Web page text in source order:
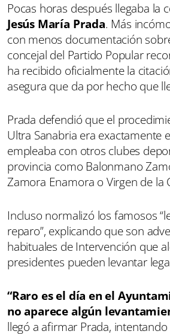
Pocas horas después llegaba la
Jesús María Prada. Más
con menos documentación
concejal del Partido Popular
ha recibido oficialmente la
asegura que da por hecho que
Prada defendió que el
Ultra Sanabria era exactamente
empleaba con otros clubes
provincia como Balonmano
Zamora Enamora o Virgen de la
Incluso normalizó los famosos
reparo”, explicando que son
habituales de Intervención que
presidentes pueden levantar
“Raro es el día en el
no aparece algún
llegó a afirmar Prada,